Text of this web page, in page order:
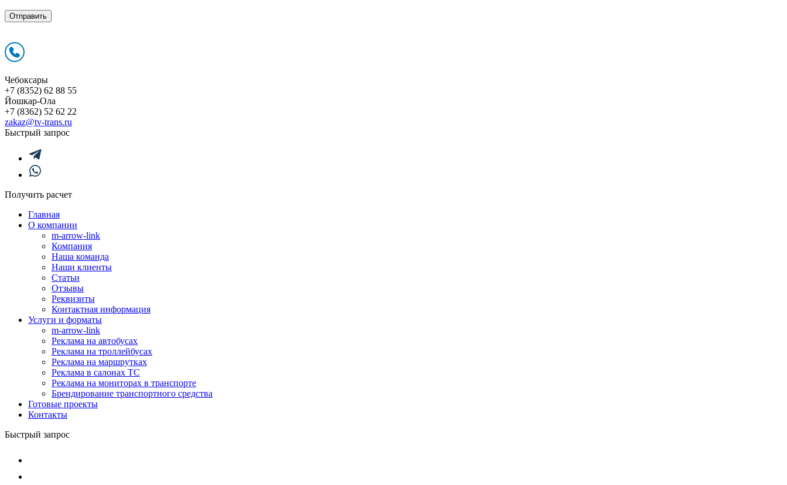
Чебоксары
+7 (8352) 62 88 55
Йошкар-Ола
+7 (8362) 52 62 22
zakaz@tv-trans.ru
Быстрый запрос
Получить расчет
Главная
О компании
m-arrow-link
Компания
Наша команда
Наши клиенты
Статьи
Отзывы
Реквизиты
Контактная информация
Услуги и форматы
m-arrow-link
Реклама на автобусах
Реклама на троллейбусах
Реклама на маршрутках
Реклама в салонах ТС
Реклама на мониторах в транспорте
Брендирование транспортного средства
Готовые проекты
Контакты
Быстрый запрос